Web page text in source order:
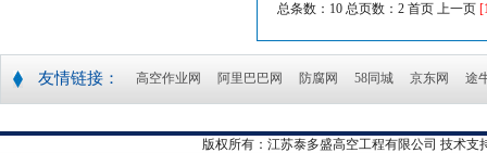
总条数：10 总页数：2 首页 上一页
友情链接： 高空作业网 阿里巴巴网 防腐网 58同城 京东网 途
版权所有：江苏泰多盛高空工程有限公司 技术支